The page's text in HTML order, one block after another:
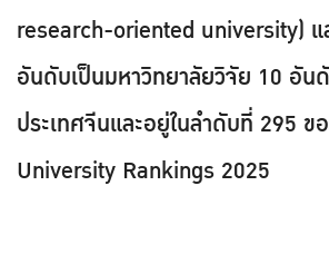
research-oriented university) แ
อันดับเป็นมหาวิทยาลัยวิจัย 10 อัน
ประเทศจีนและอยู่ในลำดับที่ 295 ข
University Rankings 2025